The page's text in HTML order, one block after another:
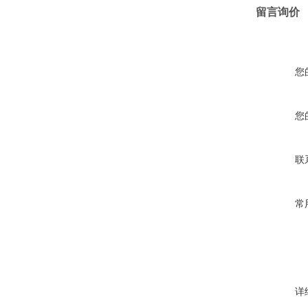
留言询价
您
您
联
常
详